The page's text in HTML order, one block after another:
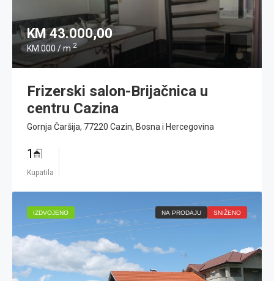
KM 43.000,00
KM 000 / m2
Frizerski salon-Brijačnica u
centru Cazina
Gornja Čaršija, 77220 Cazin, Bosna i Hercegovina
1
Kupatila
IZDVOJENO NA PRODAJU SNIŽENO